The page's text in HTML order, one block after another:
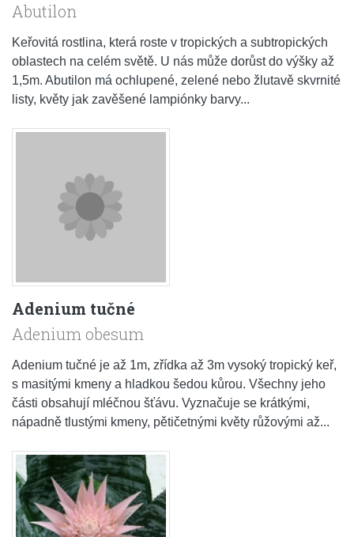
Abutilon
Keřovitá rostlina, která roste v tropických a subtropických
oblastech na celém světě. U nás může dorůst do výšky až
1,5m. Abutilon má ochlupené, zelené nebo žlutavě skvrnité
listy, květy jak zavěšené lampiónky barvy...
Adenium tučné
Adenium obesum
Adenium tučné je až 1m, zřídka až 3m vysoký tropický keř,
s masitými kmeny a hladkou šedou kůrou. Všechny jeho
části obsahují mléčnou šťávu. Vyznačuje se krátkými,
nápadně tlustými kmeny, pětičetnými květy růžovými až...